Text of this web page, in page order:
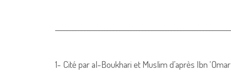
1- Cité par al-Boukhari et Muslim d’après Ibn ‘Omar